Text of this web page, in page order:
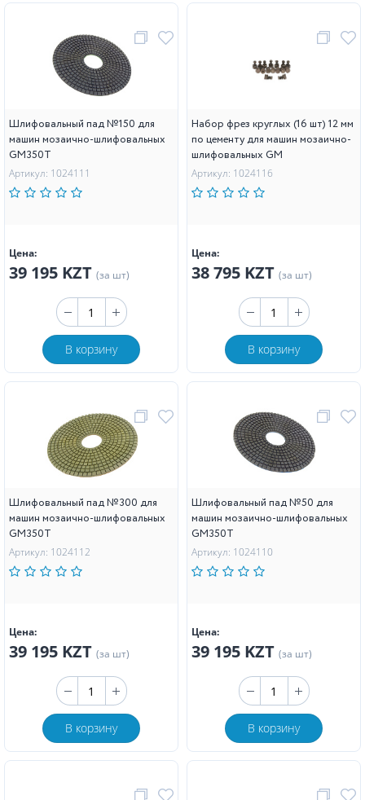
Шлифовальный пад №150 для
машин мозаично-шлифовальных
GM350T
Артикул: 1024111
Цена:
39 195 KZT (за шт)
В корзину
Набор фрез круглых (16 шт) 12 мм
по цементу для машин мозаично-
шлифовальных GM
Артикул: 1024116
Цена:
38 795 KZT (за шт)
В корзину
Шлифовальный пад №300 для
машин мозаично-шлифовальных
GM350T
Артикул: 1024112
Цена:
39 195 KZT (за шт)
В корзину
Шлифовальный пад №50 для
машин мозаично-шлифовальных
GM350T
Артикул: 1024110
Цена:
39 195 KZT (за шт)
В корзину